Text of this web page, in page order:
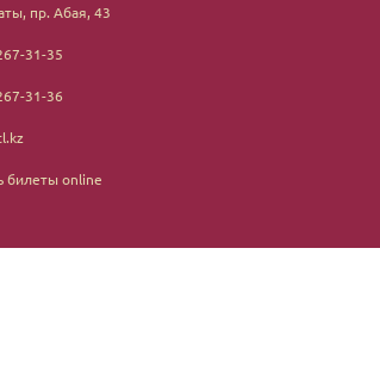
пр. Абая, 43
31-35
31-36
билеты online